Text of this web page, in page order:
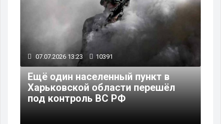
07.07.2026 13:23 10391
Ещё один населенный пункт в
Харьковской области перешёл
под контроль ВС РФ